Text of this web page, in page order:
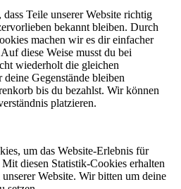
Teile unserer Website richtig
bekannt bleiben. Durch
machen wir es dir einfacher
diese Weise musst du bei
wiederholt die gleichen
Gegenstände bleiben
bis du bezahlst. Wir können
platzieren.
um das Website-Erlebnis für
diesen Statistik-Cookies erhalten
Website. Wir bitten um deine